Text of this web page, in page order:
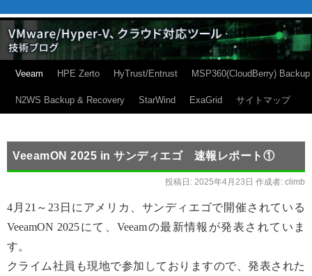
Veeam HPE Zerto HyTrust/Entrust MSP360(CloudBerry) Backup
N2WS Backup & Recovery StarWind ExaGrid サイトマップ
VeeamON 2025 in サンディエゴ 速報レポート①
投稿日: 2025年4月23日 作成者: climb
4月21～23日にアメリカ、サンディエゴで開催されている
VeeamON 2025にて、Veeamの最新情報が発表されていま
す。
クライム社員も現地で参加しておりますので、発表された